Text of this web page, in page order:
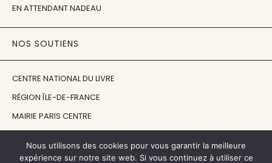
EN ATTENDANT NADEAU
NOS SOUTIENS
CENTRE NATIONAL DU LIVRE
RÉGION ÎLE-DE-FRANCE
MAIRIE PARIS CENTRE
FONDATION JAN MICHALSKI
Nous utilisons des cookies pour vous garantir la meilleure
expérience sur notre site web. Si vous continuez à utiliser ce